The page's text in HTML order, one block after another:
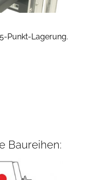
Punkt-Lagerung.
Baureihen: